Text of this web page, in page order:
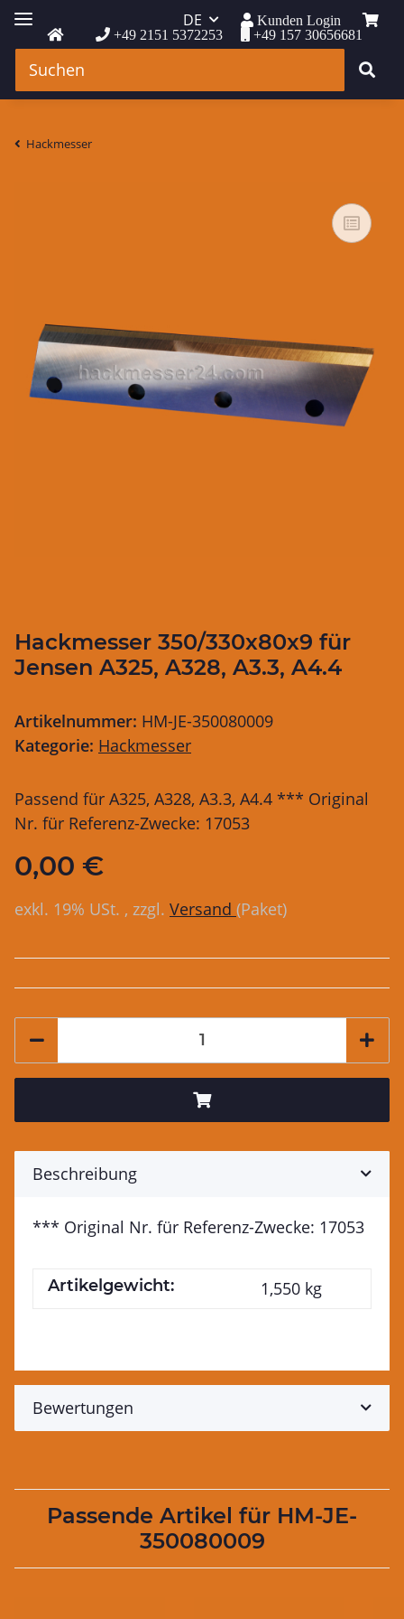
+49 2151 5372253 +49 157 30656681
DE Kunden Login
Hackmesser
Hackmesser 350/330x80x9 für
Jensen A325, A328, A3.3, A4.4
Artikelnummer: HM-JE-350080009
Kategorie: Hackmesser
Passend für A325, A328, A3.3, A4.4 *** Original
Nr. für Referenz-Zwecke: 17053
0,00 €
exkl. 19% USt. , zzgl. Versand (Paket)
Beschreibung
*** Original Nr. für Referenz-Zwecke: 17053
Artikelgewicht: 1,550 kg
Bewertungen
Passende Artikel für HM-JE-
350080009